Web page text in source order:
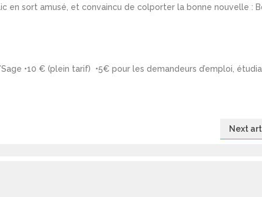
en sort amusé, et convaincu de colporter la bonne nouvelle :
•10 € (plein tarif) •5€ pour les demandeurs d’emploi,
Next